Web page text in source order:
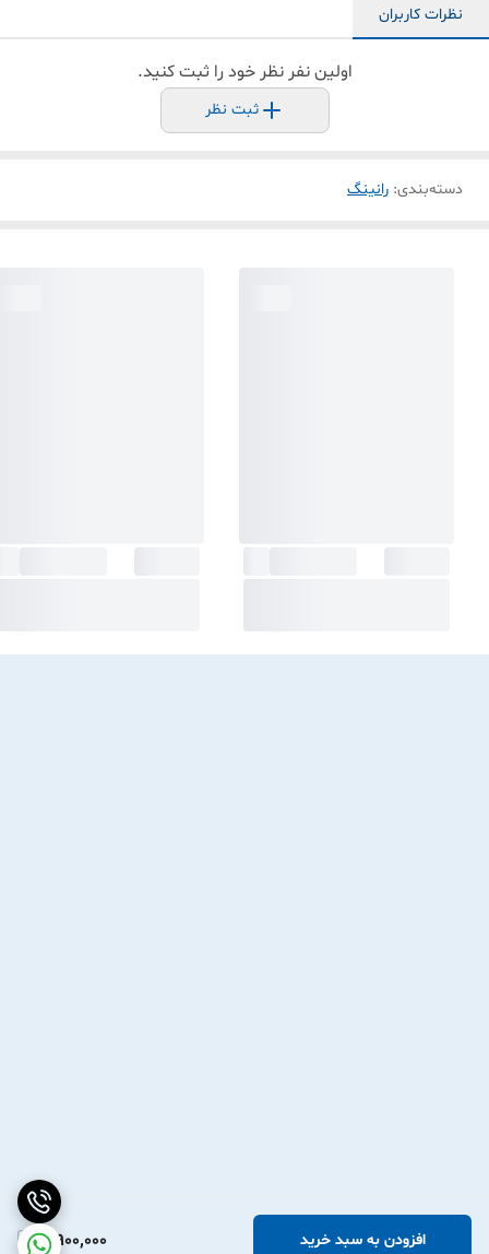
3,900,000 افزودن به سبد خرید
نظرات کاربران
اولین نفر نظر خود را ثبت کنید.
ثبت نظر
دسته‌بندی: رانینگ